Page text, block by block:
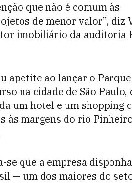
que não é comum às
de menor valor”, diz
imobiliário da auditoria
apetite ao lançar o
na cidade de São Paulo,
um hotel e um shopping
às margens do rio
se que a empresa
— um dos maiores do